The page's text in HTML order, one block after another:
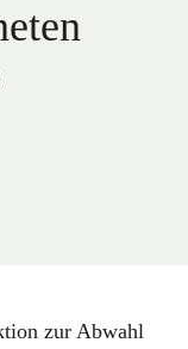
zur Abwahl